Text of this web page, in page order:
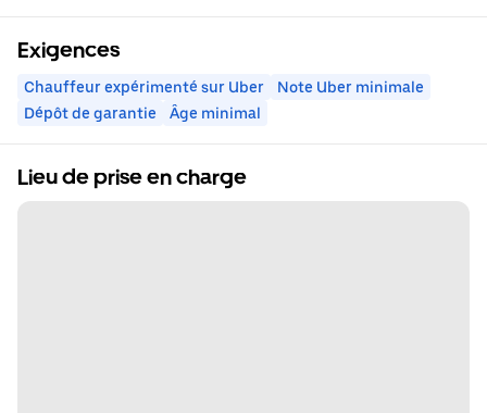
Exigences
Chauffeur expérimenté sur Uber
Note Uber minimale
Dépôt de garantie
Âge minimal
Lieu de prise en charge